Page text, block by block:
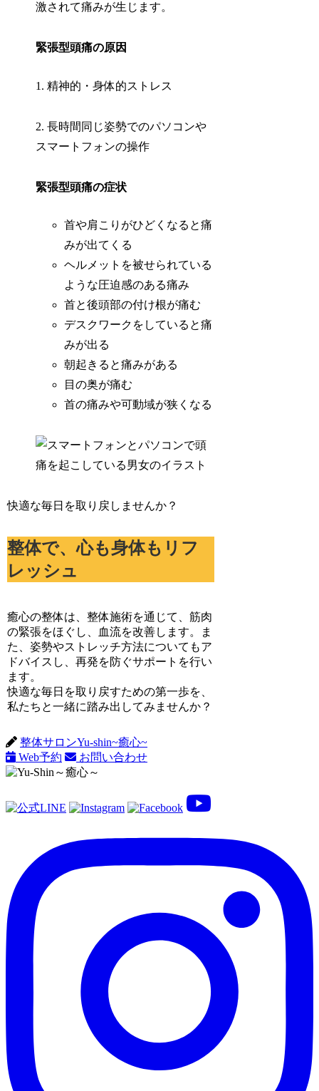
激されて痛みが生じます。
緊張型頭痛の原因
1. 精神的・身体的ストレス
2. 長時間同じ姿勢でのパソコンや
スマートフォンの操作
緊張型頭痛の症状
首や肩こりがひどくなると痛
みが出てくる
ヘルメットを被せられている
ような圧迫感のある痛み
首と後頭部の付け根が痛む
デスクワークをしていると痛
みが出る
朝起きると痛みがある
目の奥が痛む
首の痛みや可動域が狭くなる
快適な毎日を取り戻しませんか？
整体で、心も身体もリフ
レッシュ
癒心の整体は、整体施術を通じて、筋肉
の緊張をほぐし、血流を改善します。ま
た、姿勢やストレッチ方法についてもア
ドバイスし、再発を防ぐサポートを行い
ます。
快適な毎日を取り戻すための第一歩を、
私たちと一緒に踏み出してみませんか？
整体サロンYu-shin~癒心~
Web予約
お問い合わせ